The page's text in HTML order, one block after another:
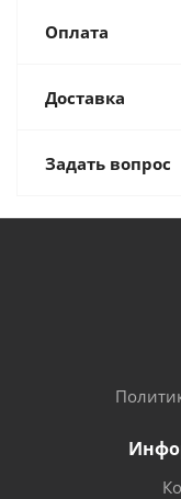
Оплата
Доставка
Задать вопрос